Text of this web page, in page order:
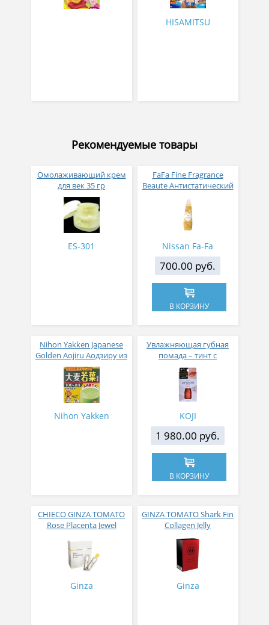
HISAMITSU
Рекомендуемые товары
Омолаживающий крем
для век 35 гр
ES-301
FaFa Fine Fragrance
Beaute Антистатический
с ароматом цветов,
мускуса и сандалового
дерева 600 мл
Nissan Fa-Fa
700.00 руб.
В КОРЗИНУ
Nihon Yakken Japanese
Golden Aojiru Аодзиру из
листьев молодого
ячменя
Nihon Yakken
Увлажняющая губная
помада – тинт с
аппликатором KOJI,
Красно-оранжевый
KOJI
1 980.00 руб.
В КОРЗИНУ
CHIECO GINZA TOMATO
Rose Placenta Jewel
в желе № 30
Ginza
GINZA TOMATO Shark Fin
Collagen Jelly
плавников голубой
акулы со вкусом манго
№ 14
Ginza